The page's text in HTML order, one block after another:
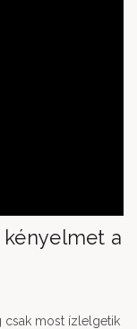
a
csak most ízlelgetik